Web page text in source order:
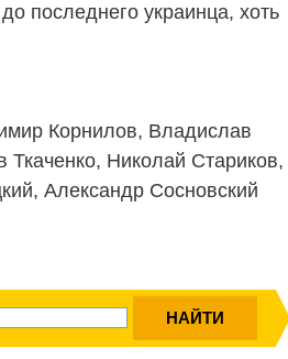
последнего украинца, хоть
Корнилов, Владислав
Николай Стариков,
Александр Сосновский